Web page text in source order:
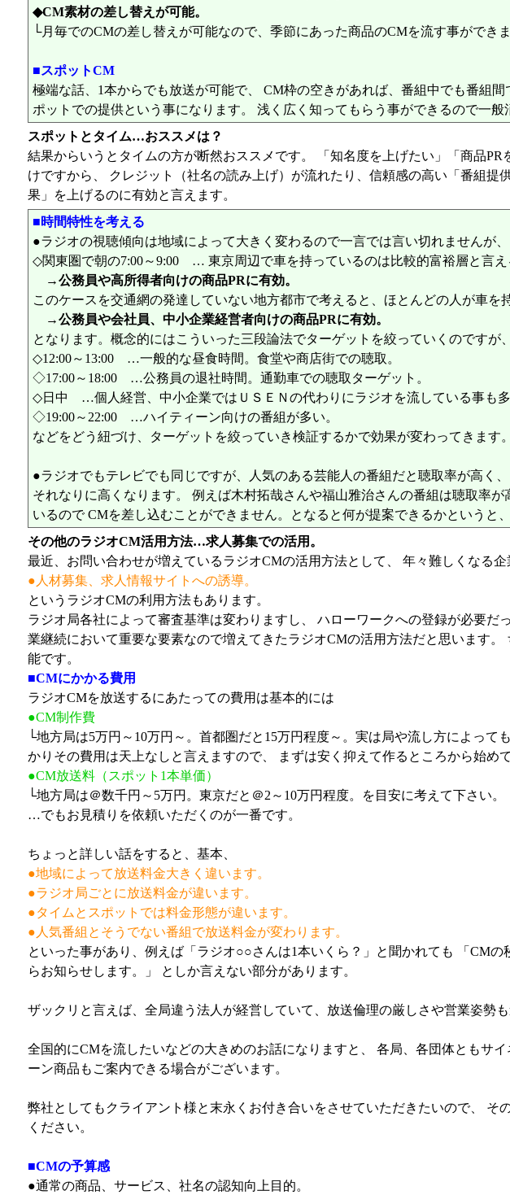
◆CM素材の差し替えが可能。
└月毎でのCMの差し替えが可能なので、季節にあった商品のCMを流す事ができま
■スポットCM
極端な話、1本からでも放送が可能で、 CM枠の空きがあれば、番組中でも番組
ポットでの提供という事になります。 浅く広く知ってもらう事ができるので一
スポットとタイム…おススメは？
結果からいうとタイムの方が断然おススメです。 「知名度を上げたい」「商品
けですから、 クレジット（社名の読み上げ）が流れたり、信頼感の高い「番組
果」を上げるのに有効と言えます。
■時間特性を考える
●ラジオの視聴傾向は地域によって大きく変わるので一言では言い切れませんが、
◇関東圏で朝の7:00～9:00 … 東京周辺で車を持っているのは比較的富裕層と言え
→公務員や高所得者向けの商品PRに有効。
このケースを交通網の発達していない地方都市で考えると、ほとんどの人が車を
→公務員や会社員、中小企業経営者向けの商品PRに有効。
となります。概念的にはこういった三段論法でターゲットを絞っていくのですが
◇12:00～13:00 …一般的な昼食時間。食堂や商店街での聴取。
◇17:00～18:00 …公務員の退社時間。通勤車での聴取ターゲット。
◇日中 …個人経営、中小企業ではＵＳＥＮの代わりにラジオを流している事も多
◇19:00～22:00 …ハイティーン向けの番組が多い。
などをどう紐づけ、ターゲットを絞っていき検証するかで効果が変わってきま
●ラジオでもテレビでも同じですが、人気のある芸能人の番組だと聴取率が高く
それなりに高くなります。 例えば木村拓哉さんや福山雅治さんの番組は聴取率
いるので CMを差し込むことができません。となると何が提案できるかというと
その他のラジオCM活用方法…求人募集での活用。
最近、お問い合わせが増えているラジオCMの活用方法として、 年々難しくなる
●人材募集、求人情報サイトへの誘導。
というラジオCMの利用方法もあります。
ラジオ局各社によって審査基準は変わりますし、 ハローワークへの登録が必要
業継続において重要な要素なので増えてきたラジオCMの活用方法だと思います。
能です。
■CMにかかる費用
ラジオCMを放送するにあたっての費用は基本的には
●CM制作費
└地方局は5万円～10万円～。首都圏だと15万円程度～。実は局や流し方によっ
かりその費用は天上なしと言えますので、 まずは安く抑えて作るところから始め
●CM放送料（スポット1本単価）
└地方局は＠数千円～5万円。東京だと＠2～10万円程度。を目安に考えて下さい。
…でもお見積りを依頼いただくのが一番です。
ちょっと詳しい話をすると、基本、
●地域によって放送料金大きく違います。
●ラジオ局ごとに放送料金が違います。
●タイムとスポットでは料金形態が違います。
●人気番組とそうでない番組で放送料金が変わります。
といった事があり、例えば「ラジオ○○さんは1本いくら？」と聞かれても 「CM
らお知らせします。」 としか言えない部分があります。
ザックリと言えば、全局違う法人が経営していて、放送倫理の厳しさや営業姿勢
全国的にCMを流したいなどの大きめのお話になりますと、 各局、各団体とも
ーン商品もご案内できる場合がございます。
弊社としてもクライアント様と末永くお付き合いをさせていただきたいので、
ください。
■CMの予算感
●通常の商品、サービス、社名の認知向上目的。